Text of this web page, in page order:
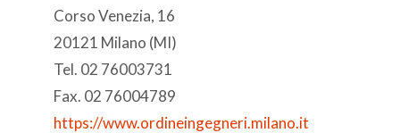
Corso Venezia, 16
20121 Milano (MI)
Tel. 02 76003731
Fax. 02 76004789
https://www.ordineingegneri.milano.it